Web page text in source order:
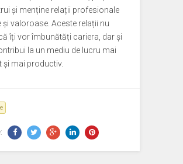
și menține relații profesionale
și valoroase. Aceste relații nu
îți vor îmbunătăți cariera, dar și
la un mediu de lucru mai
și mai productiv.